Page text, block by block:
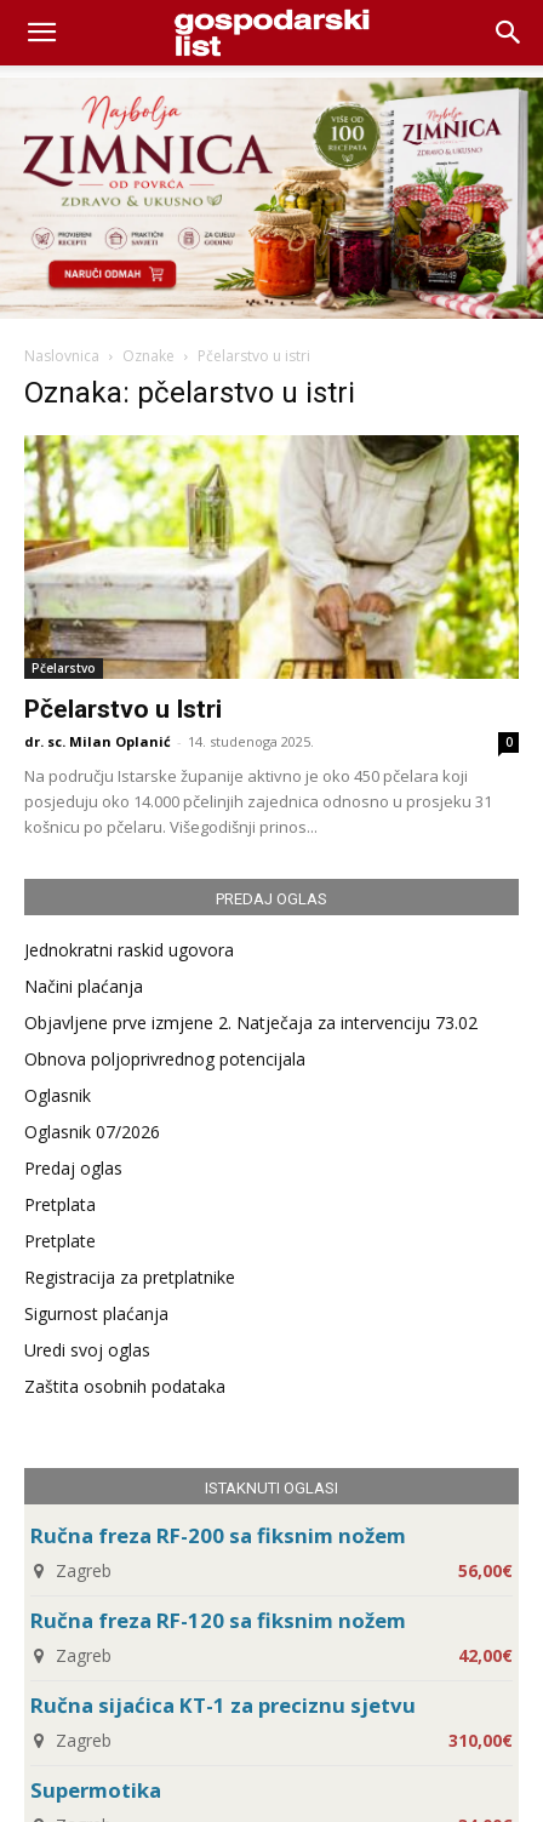
Naslovnica Oznake Pčelarstvo u istri
Oznaka: pčelarstvo u istri
Pčelarstvo
Pčelarstvo u Istri
dr. sc. Milan Oplanić - 14. studenoga 2025. 0
Na području Istarske županije aktivno je oko 450 pčelara koji
posjeduju oko 14.000 pčelinjih zajednica odnosno u prosjeku 31
košnicu po pčelaru. Višegodišnji prinos...
PREDAJ OGLAS
Jednokratni raskid ugovora
Načini plaćanja
Objavljene prve izmjene 2. Natječaja za intervenciju 73.02
Obnova poljoprivrednog potencijala
Oglasnik
Oglasnik 07/2026
Predaj oglas
Pretplata
Pretplate
Registracija za pretplatnike
Sigurnost plaćanja
Uredi svoj oglas
Zaštita osobnih podataka
ISTAKNUTI OGLASI
Ručna freza RF-200 sa fiksnim nožem
Zagreb 56,00€
Ručna freza RF-120 sa fiksnim nožem
Zagreb 42,00€
Ručna sijaćica KT-1 za preciznu sjetvu
Zagreb 310,00€
Supermotika